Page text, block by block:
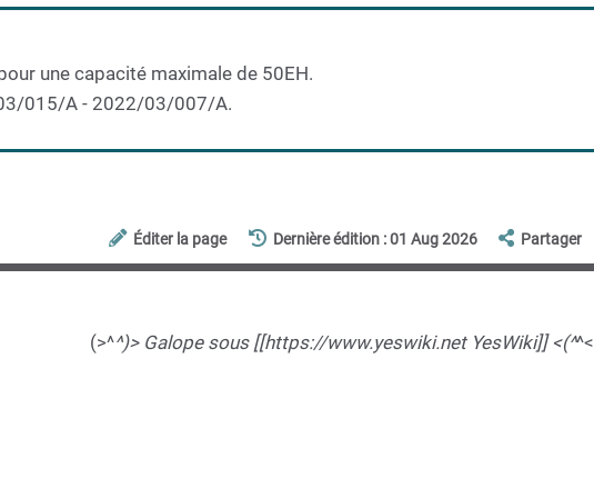
une capacité maximale de 50EH.
015/A - 2022/03/007/A.
Éditer la page Dernière édition : 01 Aug 2026 Partager
(>^^)> Galope sous [[https://www.yeswiki.net YesWiki]] <(^